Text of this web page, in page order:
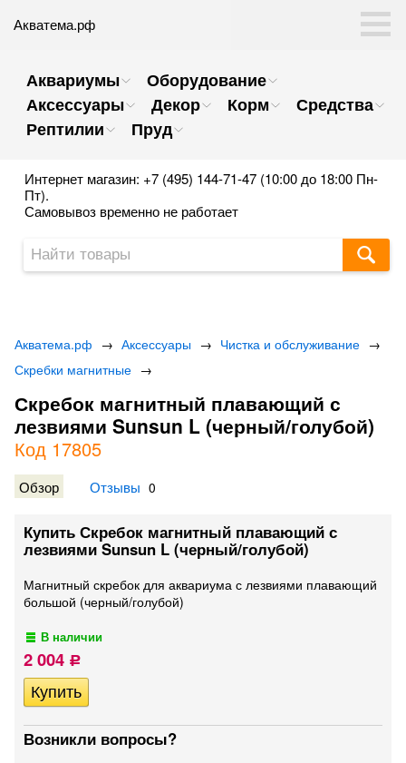
Акватема.рф
Аквариумы
Оборудование
Аксессуары
Декор Корм
Средства
Рептилии
Пруд
Интернет магазин: +7 (495) 144-71-47 (10:00 до 18:00 Пн-
Пт).
Самовывоз временно не работает
Акватема.рф → Аксессуары → Чистка и обслуживание →
Скребки магнитные →
Скребок магнитный плавающий с
лезвиями Sunsun L (черный/голубой)
Код 17805
Обзор Отзывы 0
Купить Скребок магнитный плавающий с
лезвиями Sunsun L (черный/голубой)
Магнитный скребок для аквариума с лезвиями плавающий
большой (черный/голубой)
В наличии
2 004 Р
Возникли вопросы?